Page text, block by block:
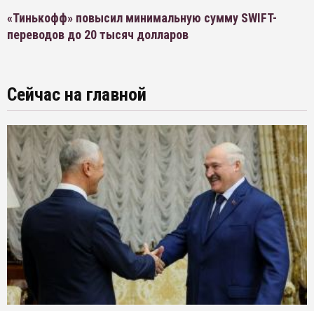
«Тинькофф» повысил минимальную сумму SWIFT-
переводов до 20 тысяч долларов
Сейчас на главной